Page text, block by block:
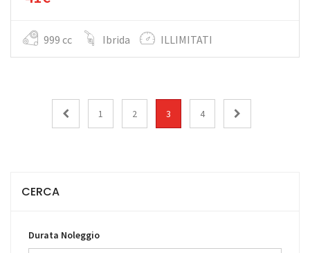
999 cc Ibrida ILLIMITATI
1 2 3 4
CERCA
Durata Noleggio